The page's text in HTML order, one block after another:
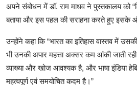
अपने संबोधन में डॉ.राम माधव ने पुस्तकालय को“
बताया और इस पहल की सराहना करते हुए इसके
उन्होंने कहा कि“भारत का इतिहास वास्तव में उसकी
भी उनकी अपार महत्ता अक्सर कम आंकी जाती रही
व्याख्या और खोज आवश्यक है, और भाषा इंडिया
महत्वपूर्ण एवं समयोचित कदम है।”